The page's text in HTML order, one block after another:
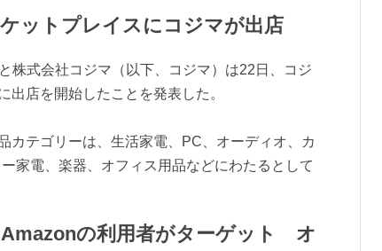
ットプレイスにコジマが出店
株式会社コジマ（以下、コジマ）は22日、コジ
店を開始したことを発表した。
カテゴリーは、生活家電、PC、オーディオ、カ
家電、楽器、オフィス用品などにわたるとして
の利用者がターゲット オ